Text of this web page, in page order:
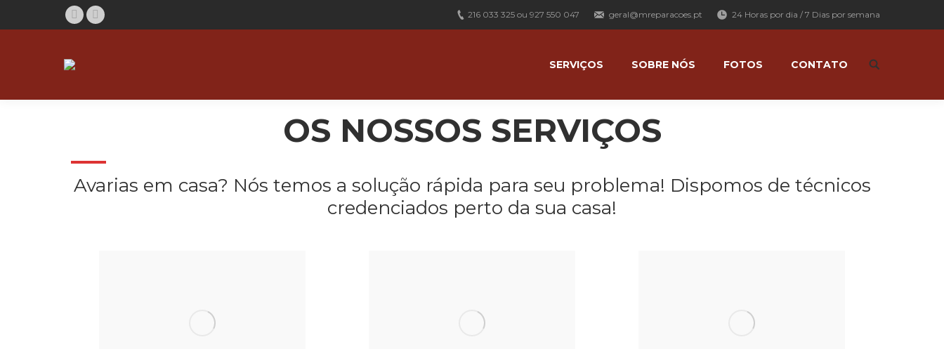
FacebookInstagram
216 033 325 ou 927 550 047 geral@mreparacoes.pt 24 Horas por dia / 7 Dias por semana
SERVIÇOS SOBRE NÓS FOTOS CONTATO Search:
OS NOSSOS SERVIÇOS
Avarias em casa? Nós temos a solução rápida para seu problema! Dispomos de técnicos
credenciados perto da sua casa!